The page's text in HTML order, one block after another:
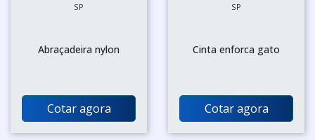
SP
Abraçadeira nylon
Cotar agora
SP
Cinta enforca gato
Cotar agora